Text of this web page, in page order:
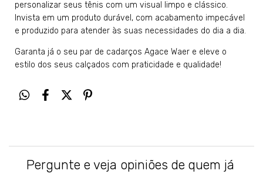
personalizar seus tênis com um visual limpo e clássico.
Invista em um produto durável, com acabamento impecável
e produzido para atender às suas necessidades do dia a dia.
Garanta já o seu par de cadarços Agace Waer e eleve o
estilo dos seus calçados com praticidade e qualidade!
Pergunte e veja opiniões de quem já